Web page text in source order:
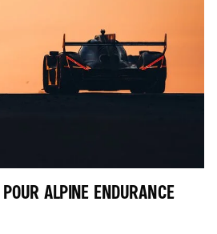
ALPINE ENDURANCE